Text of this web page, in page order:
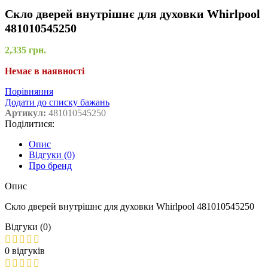
Скло дверей внутрішнє для духовки Whirlpool
481010545250
2,335 грн.
Немає в наявності
Порівняння
Додати до списку бажань
Артикул: 481010545250
Поділитися:
Опис
Відгуки (0)
Про бренд
Опис
Скло дверей внутрішнє для духовки Whirlpool 481010545250
Відгуки (0)
0 відгуків